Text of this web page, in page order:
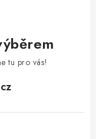
tu pro vás!